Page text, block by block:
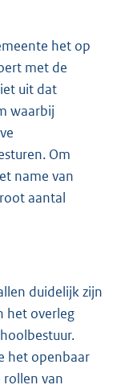
het op
met de
uit dat
waarbij
Om
name van
aantal
duidelijk zijn
het overleg
het openbaar
rollen van